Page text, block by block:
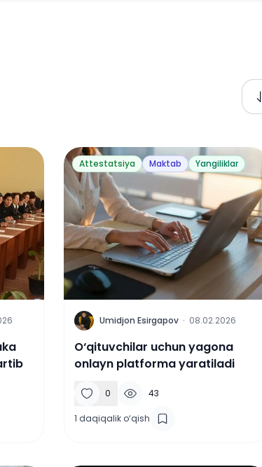
Attestatsiya Maktab Yangiliklar
U Umidjon Esirgapov · 08.02.2026
O‘qituvchilar uchun yagona
onlayn platforma yaratiladi
0 43
1 daqiqalik o‘qish